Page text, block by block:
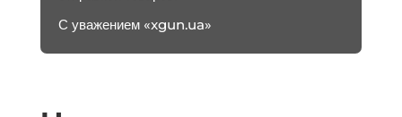
С уважением «xgun.ua»